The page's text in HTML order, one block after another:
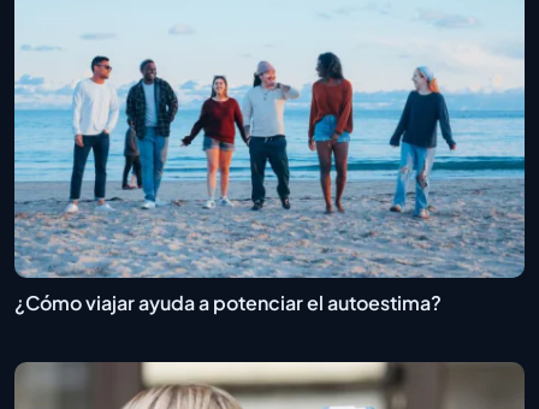
¿Cómo viajar ayuda a potenciar el autoestima?